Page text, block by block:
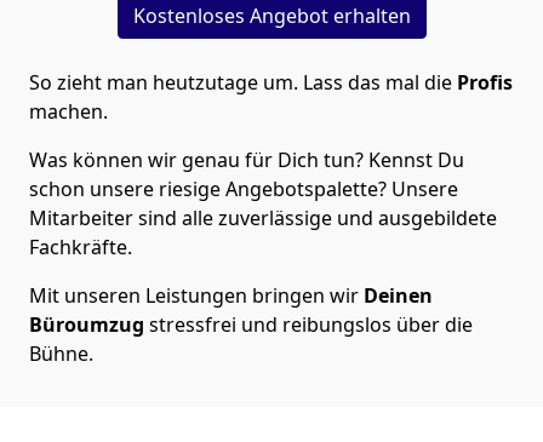
Kostenloses Angebot erhalten
So zieht man heutzutage um. Lass das mal die Profis
machen.
Was können wir genau für Dich tun? Kennst Du
schon unsere riesige Angebotspalette? Unsere
Mitarbeiter sind alle zuverlässige und ausgebildete
Fachkräfte.
Mit unseren Leistungen bringen wir Deinen
Büroumzug stressfrei und reibungslos über die
Bühne.